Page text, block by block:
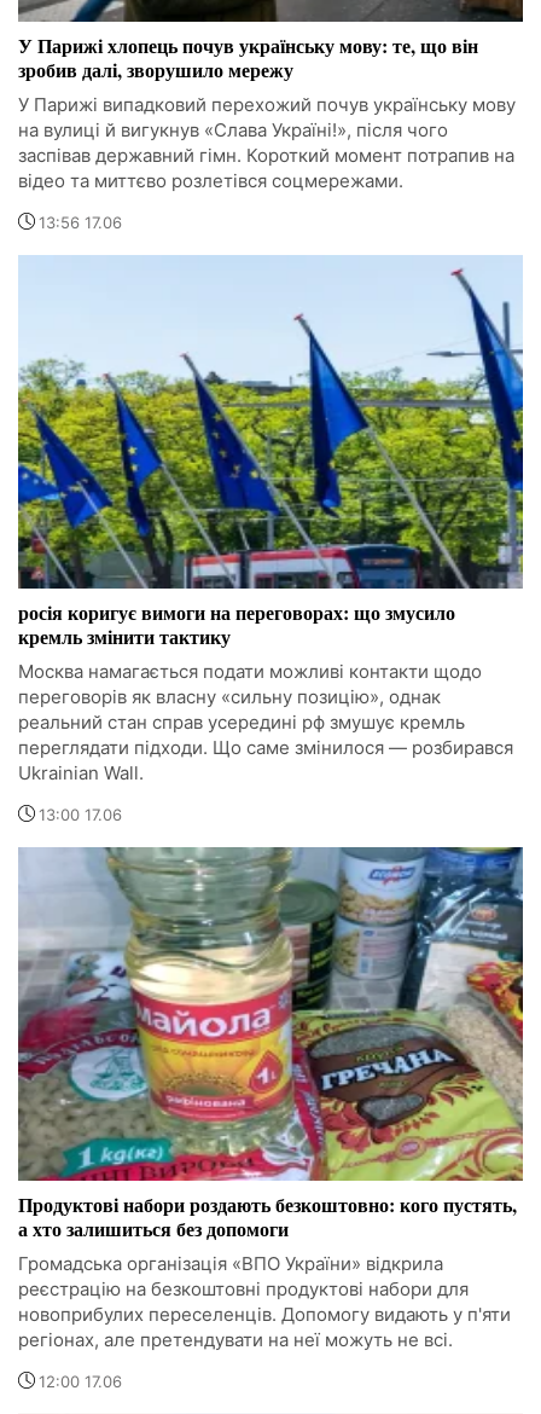
У Парижі хлопець почув українську мову: те, що він
зробив далі, зворушило мережу
У Парижі випадковий перехожий почув українську мову
на вулиці й вигукнув «Слава Україні!», після чого
заспівав державний гімн. Короткий момент потрапив на
відео та миттєво розлетівся соцмережами.
13:56 17.06
росія коригує вимоги на переговорах: що змусило
кремль змінити тактику
Москва намагається подати можливі контакти щодо
переговорів як власну «сильну позицію», однак
реальний стан справ усередині рф змушує кремль
переглядати підходи. Що саме змінилося — розбирався
Ukrainian Wall.
13:00 17.06
Продуктові набори роздають безкоштовно: кого пустять,
а хто залишиться без допомоги
Громадська організація «ВПО України» відкрила
реєстрацію на безкоштовні продуктові набори для
новоприбулих переселенців. Допомогу видають у п'яти
регіонах, але претендувати на неї можуть не всі.
12:00 17.06